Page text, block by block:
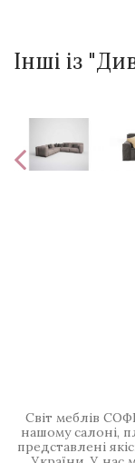
Інші із
Світ меблів
нашому салоні,
представлені